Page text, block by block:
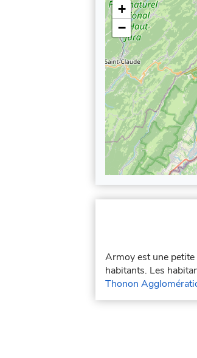
+
−
Armoy est une
habitants. Les
Thonon